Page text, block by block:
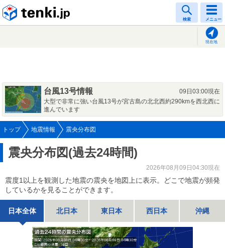
検索 メニュー
現在地
台風13号情報
09日03:00現在
大型で非常に強い台風13号が宮古島の北北西約290kmを西北西に
進んでいます
トップ 地震情報 震央分布図
震央分布図(過去24時間)
2026年08月09日04:30現在
震度1以上を観測した地震の震央を地図上に表示。どこで地震が頻発
しているかを見ることができます。
日本全体 北日本 東日本 西日本 沖縄